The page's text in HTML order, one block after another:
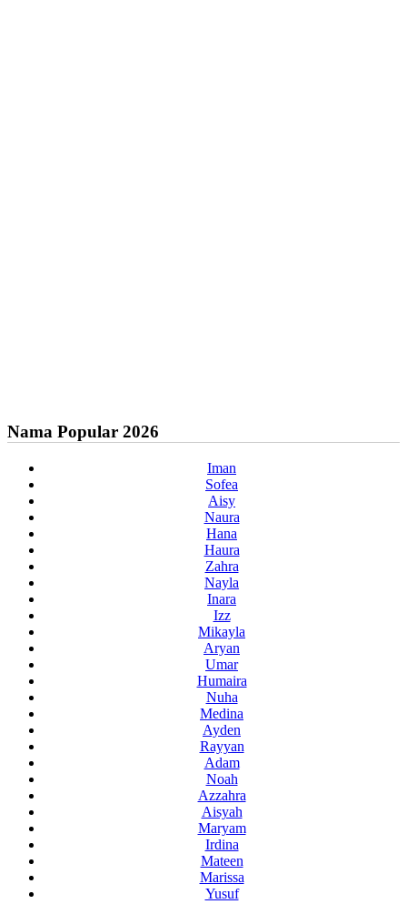
Nama Popular 2026
Iman
Sofea
Aisy
Naura
Hana
Haura
Zahra
Nayla
Inara
Izz
Mikayla
Aryan
Umar
Humaira
Nuha
Medina
Ayden
Rayyan
Adam
Noah
Azzahra
Aisyah
Maryam
Irdina
Mateen
Marissa
Yusuf